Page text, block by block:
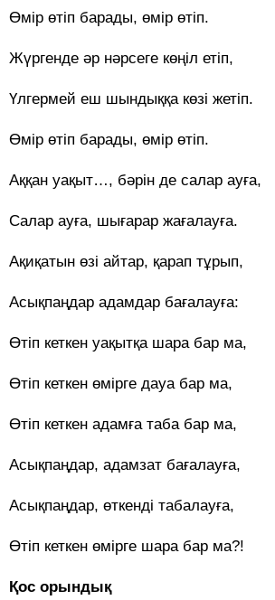
Өмір өтіп барады, өмір өтіп.
Жүргенде әр нәрсеге көңіл етіп,
Үлгермей еш шындыққа көзі жетіп.
Өмір өтіп барады, өмір өтіп.
Аққан уақыт…, бәрін де салар ауға,
Салар ауға, шығарар жағалауға.
Ақиқатын өзі айтар, қарап тұрып,
Асықпаңдар адамдар бағалауға:
Өтіп кеткен уақытқа шара бар ма,
Өтіп кеткен өмірге дауа бар ма,
Өтіп кеткен адамға таба бар ма,
Асықпаңдар, адамзат бағалауға,
Асықпаңдар, өткенді табалауға,
Өтіп кеткен өмірге шара бар ма?!
Қос орындық